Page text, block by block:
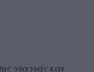
γιαγιάς και